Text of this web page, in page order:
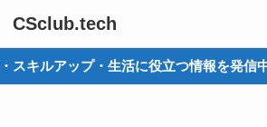
CSclub.tech
スキルアップ・生活に役立つ情報を発信中